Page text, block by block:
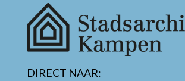
DIRECT NAAR: